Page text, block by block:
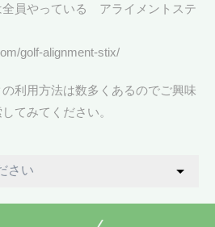
員やっている アライメントステ
golf-alignment-stix/
利用方法は数多くあるのでご興味
てみてください。